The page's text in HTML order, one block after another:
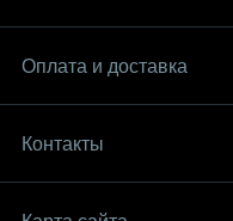
Оплата и доставка
Контакты